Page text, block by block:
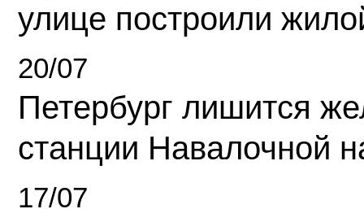
улице построили
20/07
Петербург лишится
станции Навалочной
17/07